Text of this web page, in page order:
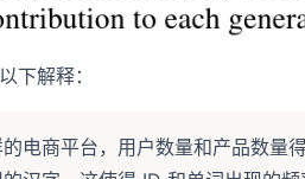
下解释：
电商平台，用户数量和产品数量